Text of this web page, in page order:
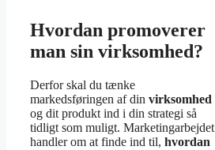
Hvordan promoverer
man sin virksomhed?
Derfor skal du tænke
markedsføringen af din virksomhed
og dit produkt ind i din strategi så
tidligt som muligt. Marketingarbejdet
handler om at finde ind til, hvordan